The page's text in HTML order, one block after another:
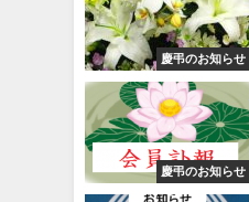
慶弔のお知らせ
慶弔のお知らせ